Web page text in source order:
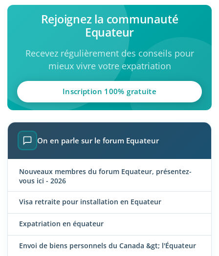
Rejoignez la communauté
Equateur
Recevez régulièrement des conseils pour
mieux vivre votre expatriation
Inscription 100% gratuite
On en parle sur le forum Equateur
Nouveaux membres du forum Equateur, présentez-
vous ici - 2026
Visa retraite pour installation en Equateur
Expatriation en équateur
Envoi de biens personnels du Canada &gt; l'Équateur